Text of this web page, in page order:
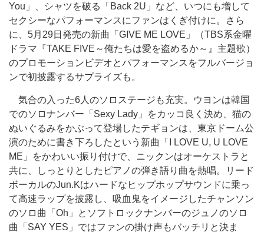
You」、シャツを破る「Back 2U」など、いつにも増して
セクシーなパフォーマンスにファンはくぎ付けに。さら
に、5月29日発売の新曲「GIVE ME LOVE」（TBS系金曜
ドラマ『TAKE FIVE～俺たちは愛を盗めるか～』主題歌）
のプロモーションビデオとパフォーマンスをフルバージョ
ンで初披露するサプライズも。
気合の入った6人のソロステージも充実。ウヨンは韓国
でのソロナンバー「Sexy Lady」をカッコ良く決め、猫の
ぬいぐるみをかぶって登場したテギョンは、東京ドーム公
演のために書き下ろしたという新曲「I LOVE U, U LOVE
ME」をかわいい振り付けで、ニックンはオーケストラと
共に、しっとりとしたピアノの弾き語り曲を熱唱。リード
ボーカルのJun.Kはハードなヒップホップサウンドに乗っ
て高速ラップを披露し、吸血鬼をイメージしたチャンソン
のソロ曲「Oh」とソフトロックナンバーのジュノのソロ
曲「SAY YES」ではファンの掛け声もバッチリと決ま